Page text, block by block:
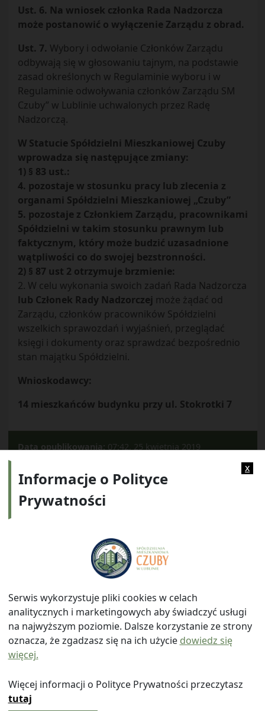
Ust. 6. Na wniosek członka Rada Nadzorcza
może postanowić o wyłączenie Zarządu z obrad.
Ust. 7. Wybory i odwołanie Członków Zarządu
odbywają się w głosowaniu tajnym, na podstawie
zasad określonych w Regulaminie wyboru i w
Regulaminie odwoływania członków Zarządu SM
Czuby” w Lublinie uchwalonych przez Radę
Nadzorczą.
W Statucie Spółdzielni Mieszkaniowej Czuby
wprowadza się następujące zmiany:
1) § 83 ust.:
4. pozostaje w stosunku pracy lub zlecenia z
organami Spółdzielni Mieszkaniowej „Czuby”
5. pozostaje z Członkiem Zarządu, pracownikami
Spółdzielni w takim stosunku prawnym lub
faktycznym, który może budzić uzasadnione
wątpliwości co do swojej bezstronności.
2) § 87 ust 2 otrzymuje brzmienie:
2. W celu wykonania swoich zadań Rada Nadzorcza
lub Członek Rady Nadzorczej może żądać od
Zarządu, członków pracowników Spółdzielni
wszelkich sprawozdań i wyjaśnień, przeglądać
księgi i dokumenty oraz sprawdzać bezpośrednio
stan majątku Spółdzielni.
Wnioskodawcy:
14 mieszkańców budynku przy ul. Stokrotki 7
Data opublikowania: 07:42, 25 kwietnia 2019
ul. Watykańska 6, 20-538 Lublin
Telefon: 814641700 E-mail: info@smczuby.pl
© 2026
x
Informacje o Polityce
Prywatności
Serwis wykorzystuje pliki cookies w celach
analitycznych i marketingowych aby świadczyć usługi
na najwyższym poziomie. Dalsze korzystanie ze strony
oznacza, że zgadzasz się na ich użycie dowiedz się
więcej.
Więcej informacji o Polityce Prywatności przeczytasz
tutaj